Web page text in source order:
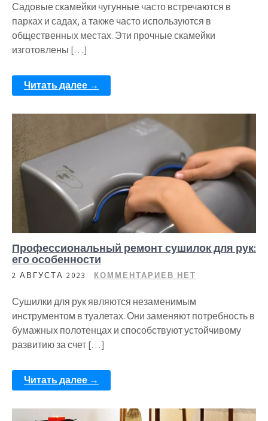
Садовые скамейки чугунные часто встречаются в
парках и садах, а также часто используются в
общественных местах. Эти прочные скамейки
изготовлены […]
Читать далее →
Профессиональный ремонт сушилок для рук:
его особенности
2 АВГУСТА 2023 КОММЕНТАРИЕВ НЕТ
Сушилки для рук являются незаменимым
инструментом в туалетах. Они заменяют потребность в
бумажных полотенцах и способствуют устойчивому
развитию за счет […]
Читать далее →